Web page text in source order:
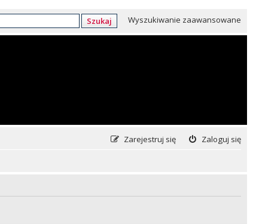
Szukaj Wyszukiwanie zaawansowane
Zaloguj się
Zarejestruj się